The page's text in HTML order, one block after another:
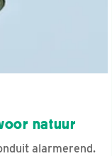
natuur
alarmerend.